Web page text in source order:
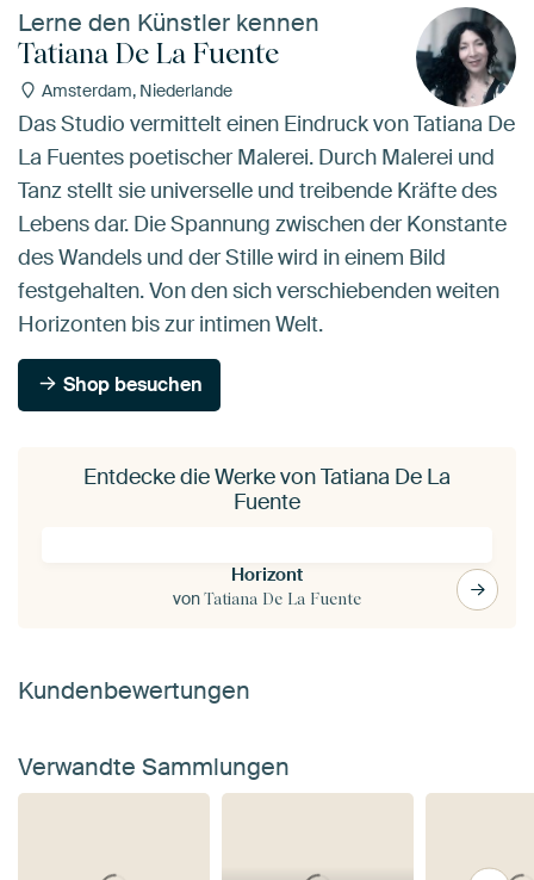
Lerne den Künstler kennen
Tatiana De La Fuente
Amsterdam, Niederlande
Das Studio vermittelt einen Eindruck von Tatiana De
La Fuentes poetischer Malerei. Durch Malerei und
Tanz stellt sie universelle und treibende Kräfte des
Lebens dar. Die Spannung zwischen der Konstante
des Wandels und der Stille wird in einem Bild
festgehalten. Von den sich verschiebenden weiten
Horizonten bis zur intimen Welt.
Shop besuchen
Entdecke die Werke von Tatiana De La
Fuente
Horizont
vonTatiana De La Fuente
Kundenbewertungen
Verwandte Sammlungen